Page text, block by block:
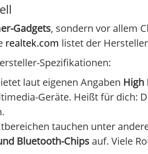
Gadgets, sondern vor allem
realtek.com listet der
Spezifikationen:
laut eigenen Angaben High
Geräte. Heißt für dich:
tauchen unter
Bluetooth-Chips auf. Viele